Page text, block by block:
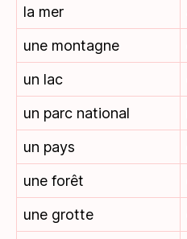
la mer
une montagne
un lac
un parc national
un pays
une forêt
une grotte